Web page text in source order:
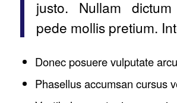
justo. Nullam
pede mollis pretium.
Donec posuere vulputate
Phasellus accumsan cursus